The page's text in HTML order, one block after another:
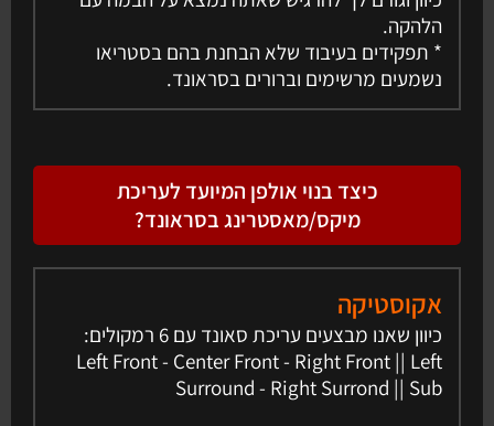
הלהקה.
* תפקידים בעיבוד שלא הבחנת בהם בסטריאו
נשמעים מרשימים וברורים בסראונד.
כיצד בנוי אולפן המיועד לעריכת
מיקס/מאסטרינג בסראונד?
אקוסטיקה
כיוון שאנו מבצעים עריכת סאונד עם 6 רמקולים:
Left Front - Center Front - Right Front || Left
Surround - Right Surrond || Sub